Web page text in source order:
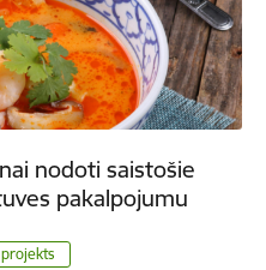
nodoti saistošie
pakalpojumu